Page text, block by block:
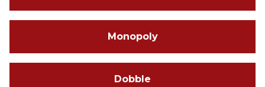
Monopoly
Dobble